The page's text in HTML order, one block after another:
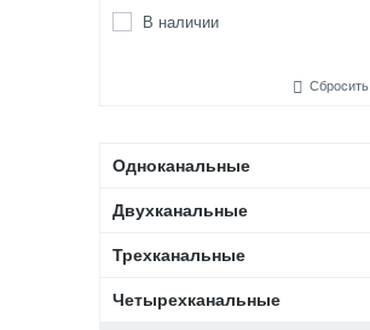
В наличии
Сбросить
Одноканальные
Двухканальные
Трехканальные
Четырехканальные